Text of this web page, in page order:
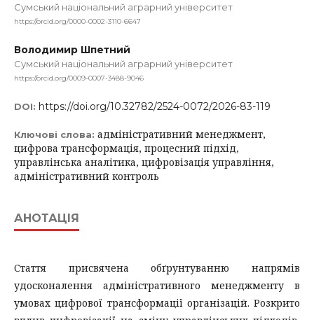
Сумський національний аграрний університет
https://orcid.org/0000-0002-3110-6647
Володимир Шпетний
Сумський національний аграрний університет
https://orcid.org/0009-0007-3488-9046
DOI: https://doi.org/10.32782/2524-0072/2026-83-119
Ключові слова: адміністративний менеджмент,
цифрова трансформація, процесний підхід,
управлінська аналітика, цифровізація управління,
адміністративний контроль
АНОТАЦІЯ
Стаття присвячена обґрунтуванню напрямів
удосконалення адміністративного менеджменту в
умовах цифрової трансформації організацій. Розкрито